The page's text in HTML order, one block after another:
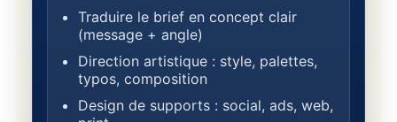
Traduire le brief en concept clair
(message + angle)
Direction artistique : style, palettes,
typos, composition
Design de supports : social, ads, web,